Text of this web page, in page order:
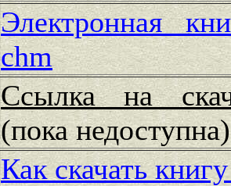
Электронная
chm
Ссылка на
(пока
Как скачать